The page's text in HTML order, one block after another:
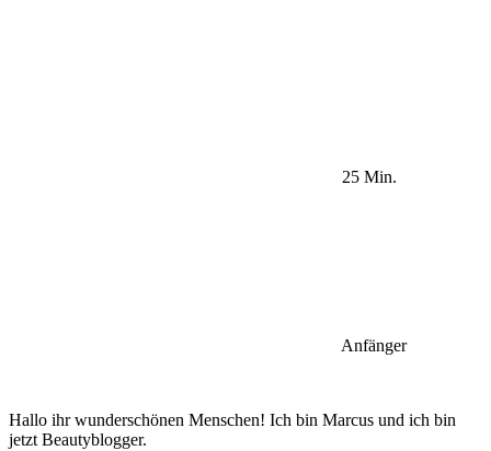
25 Min.
Anfänger
Hallo ihr wunderschönen Menschen! Ich bin Marcus und ich bin
jetzt Beautyblogger.